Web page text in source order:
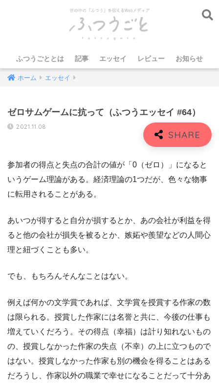
ふつうごととは 記事 エッセイ レビュー お知らせ
ホーム エッセイ
ゼロサムゲームに抗って（ふつうエッセイ #64）
2021.11.08
参加者の得点と失点の合計の値が「0（ゼロ）」になると
いうゲーム理論がある。経済理論の1つだが、色々な物事
に転用されることがある。
あいつが得すると自分が損するとか、あの会社が利益を得
ると他の会社が損失を被るとか、嫉妬や羨望などの人間心
理と紐づくことも多い。
でも、もちろんそんなことはない。
例えば何かの文学賞であれば、文学賞を授賞する作家の数
は限られる。授賞した作家には名誉と共に、今後の仕事も
増えていくだろう。その得点（幸福）は計り知れないもの
の、授賞しなかった作家の失点（不幸）の上に立つもので
はない。授賞しなかった作家も別の機会を得ることはある
だろうし、作家以外の職業で幸せになることだって十分あ